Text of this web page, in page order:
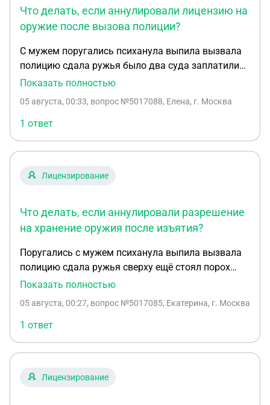
Что делать, если аннулировали лицензию на
оружие после вызова полиции?
С мужем поругались психанула выпила вызвала
полицию сдала ружья было два суда заплатили
штрафы муж поехал забирать ружья они лишили
либо переписать на другого человека, о то
отправят на сво
Показать полностью
05 августа, 00:33, вопрос №5017088, Елена, г. Москва
1 ответ
Лицензирование
Что делать, если аннулировали разрешение
на хранение оружия после изъятия?
Поругались с мужем психанула выпила вызвала
полицию сдала ружья сверху ещё стоял порох
было два суда заплатили штрафы муж поехал
продать либо переписать на другого человека
либо отправят на сво лишили разрешения на
хранение оружия
Показать полностью
05 августа, 00:27, вопрос №5017085, Екатерина, г. Москва
1 ответ
Лицензирование